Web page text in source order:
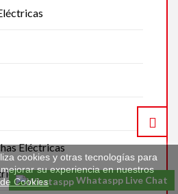
Eléctricas
cookies y otras tecnologías para
su experiencia en nuestros
Cookies Whataspp Live Chat